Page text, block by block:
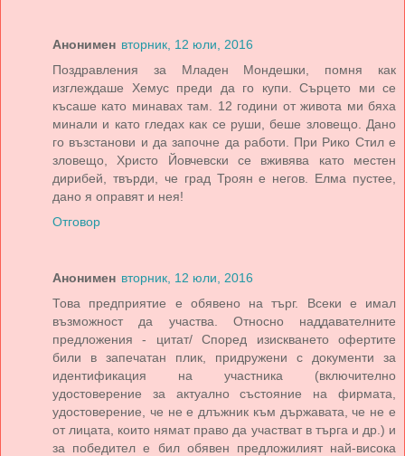
Анонимен вторник, 12 юли, 2016
Поздравления за Младен Мондешки, помня как
изглеждаше Хемус преди да го купи. Сърцето ми се
късаше като минавах там. 12 години от живота ми бяха
минали и като гледах как се руши, беше зловещо. Дано
го възстанови и да започне да работи. При Рико Стил е
зловещо, Христо Йовчевски се вживява като местен
дирибей, твърди, че град Троян е негов. Елма пустее,
дано я оправят и нея!
Отговор
Анонимен вторник, 12 юли, 2016
Това предприятие е обявено на търг. Всеки е имал
възможност да участва. Относно наддавателните
предложения - цитат/ Според изискването офертите
били в запечатан плик, придружени с документи за
идентификация на участника (включително
удостоверение за актуално състояние на фирмата,
удостоверение, че не е длъжник към държавата, че не е
от лицата, които нямат право да участват в търга и др.) и
за победител е бил обявен предложилият най-висока